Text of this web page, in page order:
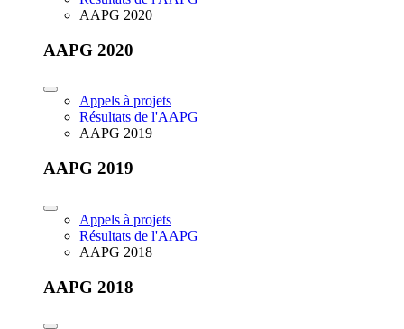
AAPG 2020
AAPG 2020
Appels à projets
Résultats de l'AAPG
AAPG 2019
AAPG 2019
Appels à projets
Résultats de l'AAPG
AAPG 2018
AAPG 2018